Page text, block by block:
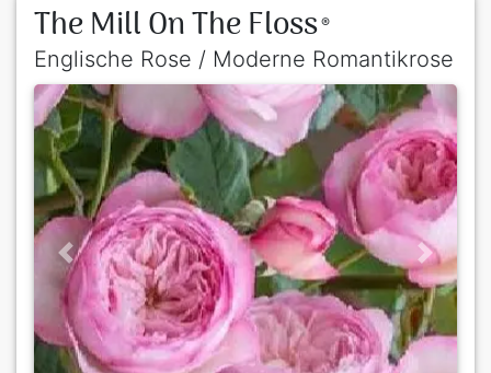
The Mill On The Floss ®
Englische Rose / Moderne Romantikrose
Previous Next